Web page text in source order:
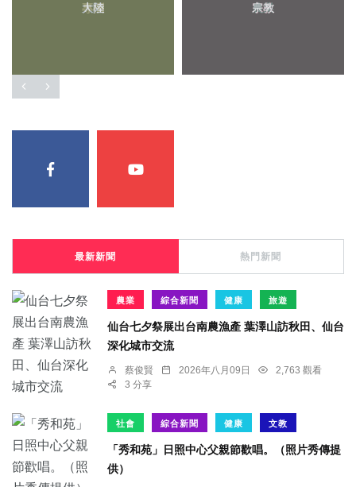
大陸 宗教
專欄 農業
最新新聞 熱門新聞
農業 綜合新聞 健康 旅遊
仙台七夕祭展出台南農漁產 葉澤山訪秋田、仙台
深化城市交流
蔡俊賢 2026年八月09日
2,763 觀看
3 分享
社會 綜合新聞 健康 文教
「秀和苑」日照中心父親節歡唱。（照片秀傳提
供）